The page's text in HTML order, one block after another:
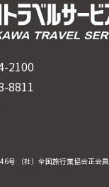
2100
8811
号 （社）全国旅行業協会正会員